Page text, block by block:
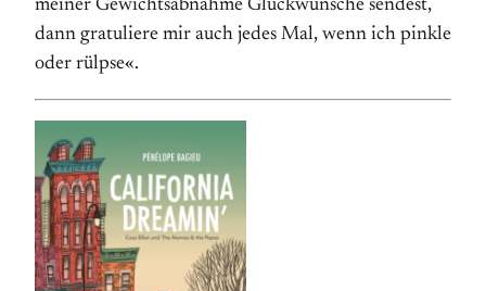
meiner Gewichts­abnahme Glückwünsche sendest,
dann gratuliere mir auch jedes Mal, wenn ich pinkle
oder rülpse«.